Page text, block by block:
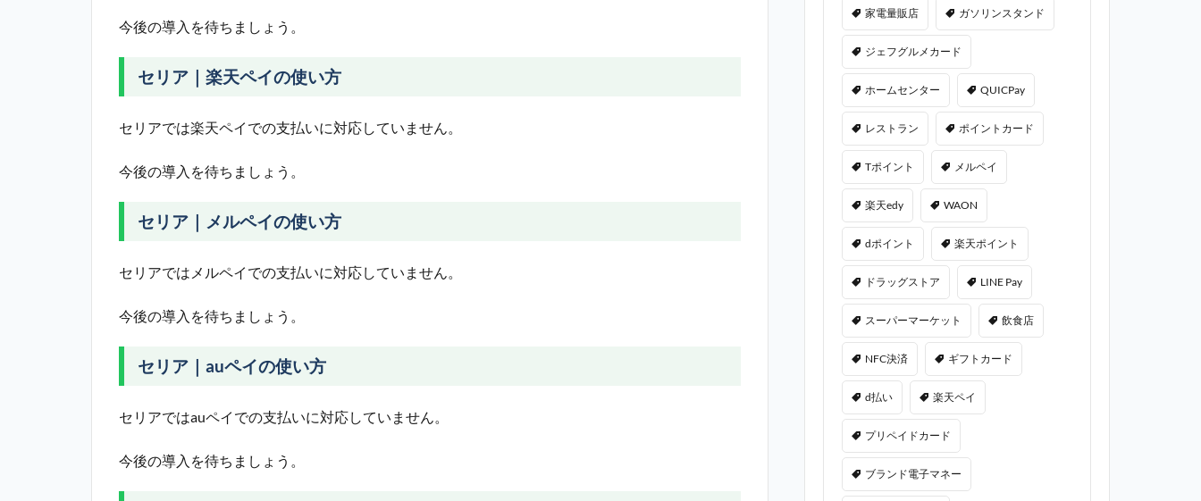
今後の導入を待ちましょう。
セリア｜楽天ペイの使い方
セリアでは楽天ペイでの支払いに対応していません。
今後の導入を待ちましょう。
セリア｜メルペイの使い方
セリアではメルペイでの支払いに対応していません。
今後の導入を待ちましょう。
セリア｜auペイの使い方
セリアではauペイでの支払いに対応していません。
今後の導入を待ちましょう。
家電量販店 ガソリンスタンド
ジェフグルメカード
ホームセンター QUICPay
レストラン ポイントカード
Tポイント メルペイ
楽天edy WAON
dポイント 楽天ポイント
ドラッグストア LINE Pay
スーパーマーケット 飲食店
NFC決済 ギフトカード
d払い 楽天ペイ
プリペイドカード
ブランド電子マネー